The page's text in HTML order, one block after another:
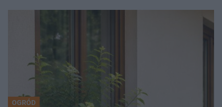
OGRÓD